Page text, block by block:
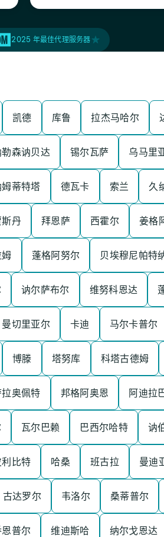
2025 年最佳代理服务器
凯德 库鲁 拉杰马哈尔
森讷贝达 锡尔瓦萨 乌马里
蒂特塔 德瓦卡 索兰 久
斯丹 拜恩萨 西霍尔 姜格
蓬格阿努尔 贝埃穆尼帕特
讷尔萨布尔 维努科恩达
曼切里亚尔 卡迪 马尔卡普尔
博滕 塔努库 科塔古德姆
奥佩特 邦格阿奥恩 阿迪拉
瓦尔巴赖 巴西尔哈特 讷
利比特 哈桑 班古拉 曼迪
古达罗尔 韦洛尔 桑蒂普尔
普尔 维迪斯哈 纳尔戈恩达